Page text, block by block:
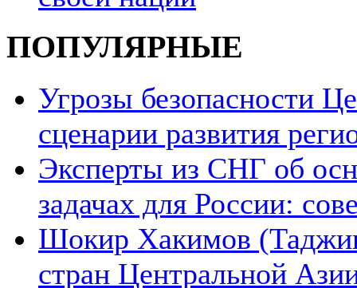
ПОПУЛЯРНЫЕ
Угрозы безопасности
сценарии развития
Эксперты из СНГ об
задачах для России:
Шокир Хакимов
стран Центральной